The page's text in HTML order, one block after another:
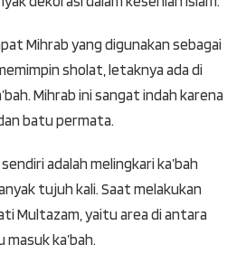
Mihrab yang digunakan sebagai
sholat, letaknya ada di
Mihrab ini sangat indah karena
batu permata.
adalah melingkari ka’bah
tujuh kali. Saat melakukan
Multazam, yaitu area di antara
ka’bah.